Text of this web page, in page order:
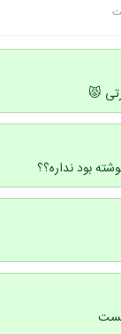
😾
بود نداره؟؟